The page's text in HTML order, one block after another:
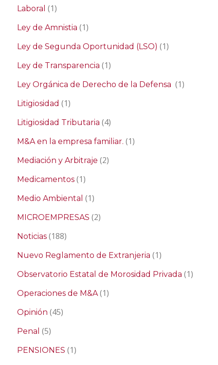
Laboral (1)
Ley de Amnistia (1)
Ley de Segunda Oportunidad (LSO) (1)
Ley de Transparencia (1)
Ley Orgánica de Derecho de la Defensa (1)
Litigiosidad (1)
Litigiosidad Tributaria (4)
M&A en la empresa familiar. (1)
Mediación y Arbitraje (2)
Medicamentos (1)
Medio Ambiental (1)
MICROEMPRESAS (2)
Noticias (188)
Nuevo Reglamento de Extranjeria (1)
Observatorio Estatal de Morosidad Privada (1)
Operaciones de M&A(1)
Opinión (45)
Penal (5)
PENSIONES (1)